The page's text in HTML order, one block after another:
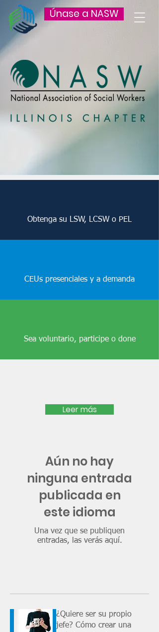
Únase a NASW
El poder del
trabajo social
Obtenga su LSW, LCSW o PEL
CEUs presenciales y a demanda
Sea voluntario, participe o done
Leer más
Aún no hay
ninguna entrada
publicada en
este idioma
Una vez que se publiquen
entradas, las verás aquí.
¿Quiere ser su propio
jefe? Cómo crear una